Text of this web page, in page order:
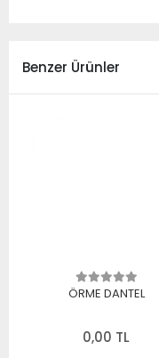
Benzer Ürünler
ÖRME DANTEL
0,00 TL